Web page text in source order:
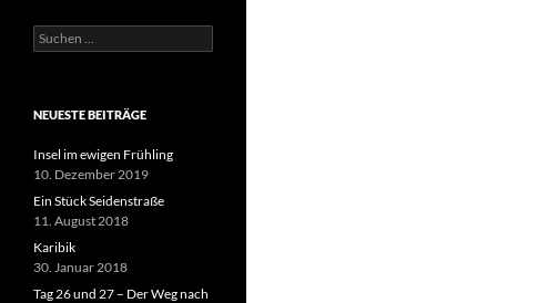
Suchen
nach:
NEUESTE BEITRÄGE
Insel im ewigen Frühling
10. Dezember 2019
Ein Stück Seidenstraße
11. August 2018
Karibik
30. Januar 2018
Tag 26 und 27 – Der Weg nach